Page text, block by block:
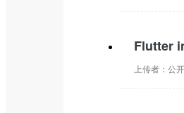
Flutter
上传者： 公